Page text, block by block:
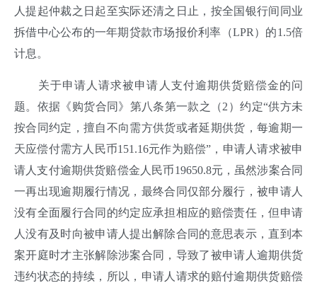
人提起仲裁之日起至实际还清之日止，按全国银行间同业
拆借中心公布的一年期贷款市场报价利率（LPR）的1.5倍
计息。
关于申请人请求被申请人支付逾期供货赔偿金的问
题。依据《购货合同》第八条第一款之（2）约定“供方未
按合同约定，擅自不向需方供货或者延期供货，每逾期一
天应偿付需方人民币151.16元作为赔偿”，申请人请求被申
请人支付逾期供货赔偿金人民币19650.8元，虽然涉案合同
一再出现逾期履行情况，最终合同仅部分履行，被申请人
没有全面履行合同的约定应承担相应的赔偿责任，但申请
人没有及时向被申请人提出解除合同的意思表示，直到本
案开庭时才主张解除涉案合同，导致了被申请人逾期供货
违约状态的持续，所以，申请人请求的赔付逾期供货赔偿